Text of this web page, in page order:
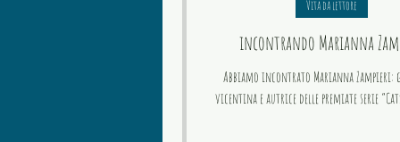
incontrando Marianna
Abbiamo incontrato Marianna Zampieri:
vicentina e autrice delle premiate serie “Cats
Vita da lettore